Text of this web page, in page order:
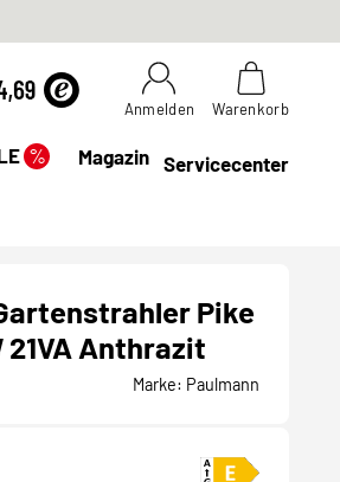
Anmelden Warenkorb
% Magazin Servicecenter
Pike
Anthrazit
Marke: Paulmann